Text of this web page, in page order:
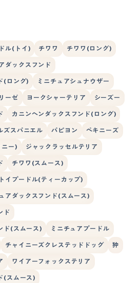
ル(トイ) チワワ チワワ(ロング)
ダックスフンド
(ロング) ミニチュアシュナウザー
ーゼ ヨークシャーテリア シーズー
カニンヘンダックスフンド(ロング)
ズスパニエル パピヨン ペキニーズ
ニー) ジャックラッセルテリア
チワワ(スムース)
トイプードル(ティーカップ)
アダックスフンド(スムース)
ド
ド(スムース) ミニチュアプードル
チャイニーズクレステッドドッグ 狆
ワイアーフォックステリア
(スムース)